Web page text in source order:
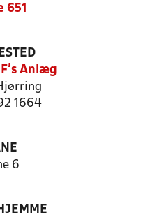
651
Anlæg
1664
6